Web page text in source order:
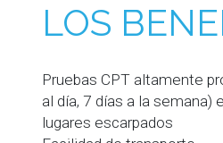
LOS
Pruebas CPT altamente
al día, 7 días a la semana)
lugares escarpados